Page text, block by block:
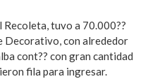
Recoleta, tuvo a 70.000??
Decorativo, con alrededor
cont?? con gran cantidad
fila para ingresar.